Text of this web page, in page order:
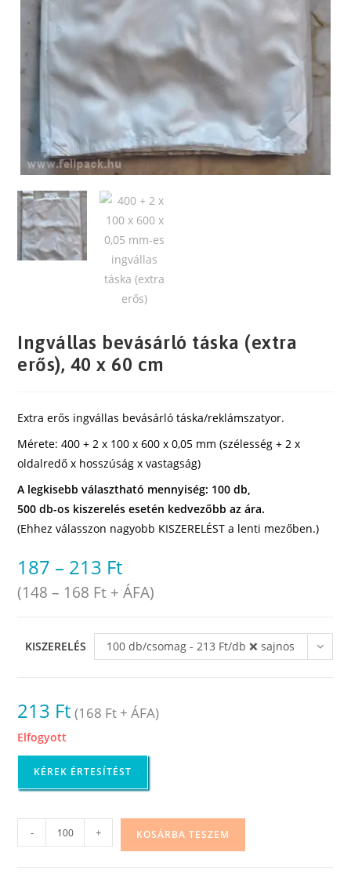
Ingvállas bevásárló táska (extra
erős), 40 x 60 cm
Extra erős ingvállas bevásárló táska/reklámszatyor.
Mérete: 400 + 2 x 100 x 600 x 0,05 mm (szélesség + 2 x
oldalredő x hosszúság x vastagság)
A legkisebb választható mennyiség: 100 db,
500 db-os kiszerelés esetén kedvezőbb az ára.
(Ehhez válasszon nagyobb KISZERELÉST a lenti mezőben.)
187 – 213 Ft
(148– 168 Ft + ÁFA)
KISZERELÉS
100 db/csomag - 213 Ft/db ❌ sajnos
213 Ft (168 Ft + ÁFA)
Elfogyott
KÉREK ÉRTESÍTÉST
Ingvállas
bevásárló
- + KOSÁRBA TESZEM